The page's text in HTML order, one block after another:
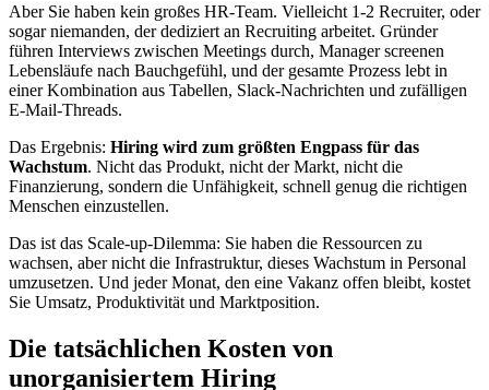
Aber Sie haben kein großes HR-Team. Vielleicht 1-2 Recruiter, oder
sogar niemanden, der dediziert an Recruiting arbeitet. Gründer
führen Interviews zwischen Meetings durch, Manager screenen
Lebensläufe nach Bauchgefühl, und der gesamte Prozess lebt in
einer Kombination aus Tabellen, Slack-Nachrichten und zufälligen
E-Mail-Threads.
Das Ergebnis: Hiring wird zum größten Engpass für das
Wachstum. Nicht das Produkt, nicht der Markt, nicht die
Finanzierung, sondern die Unfähigkeit, schnell genug die richtigen
Menschen einzustellen.
Das ist das Scale-up-Dilemma: Sie haben die Ressourcen zu
wachsen, aber nicht die Infrastruktur, dieses Wachstum in Personal
umzusetzen. Und jeder Monat, den eine Vakanz offen bleibt, kostet
Sie Umsatz, Produktivität und Marktposition.
Die tatsächlichen Kosten von
unorganisiertem Hiring